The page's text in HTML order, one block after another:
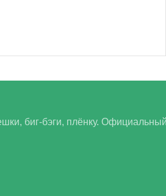
биг-бэги, плёнку.